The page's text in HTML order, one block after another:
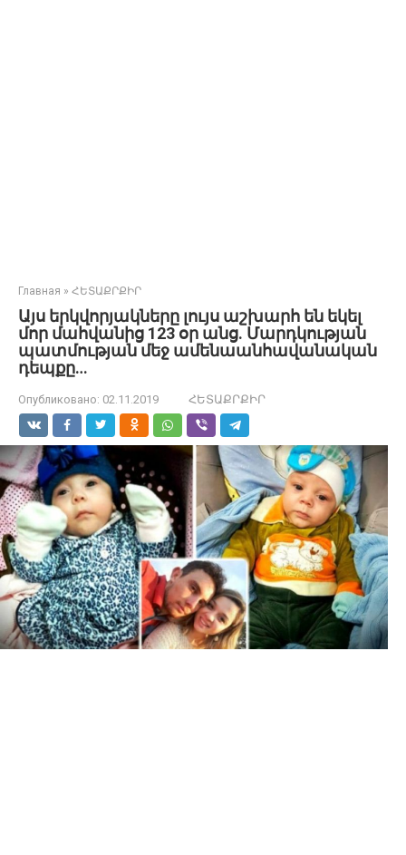
Главная » ՀԵՏԱՔՐՔԻՐ
Այս երկվորյակները լույս աշխարհ են եկել
մոր մահվանից 123 օր անց. Մարդկության
պատմության մեջ ամենաանհավանական
դեպքը…
Опубликовано: 02.11.2019 ՀԵՏԱՔՐՔԻՐ